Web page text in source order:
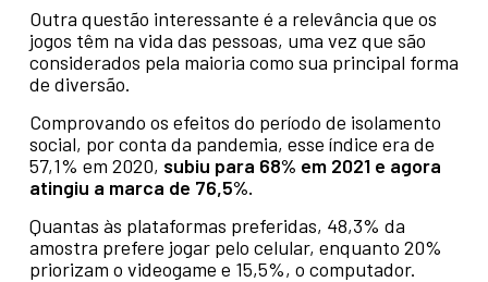
Outra questão interessante é a relevância que os
jogos têm na vida das pessoas, uma vez que são
considerados pela maioria como sua principal forma
de diversão.
Comprovando os efeitos do período de isolamento
social, por conta da pandemia, esse índice era de
57,1% em 2020, subiu para 68% em 2021 e agora
atingiu a marca de 76,5%.
Quantas às plataformas preferidas, 48,3% da
amostra prefere jogar pelo celular, enquanto 20%
priorizam o videogame e 15,5%, o computador.